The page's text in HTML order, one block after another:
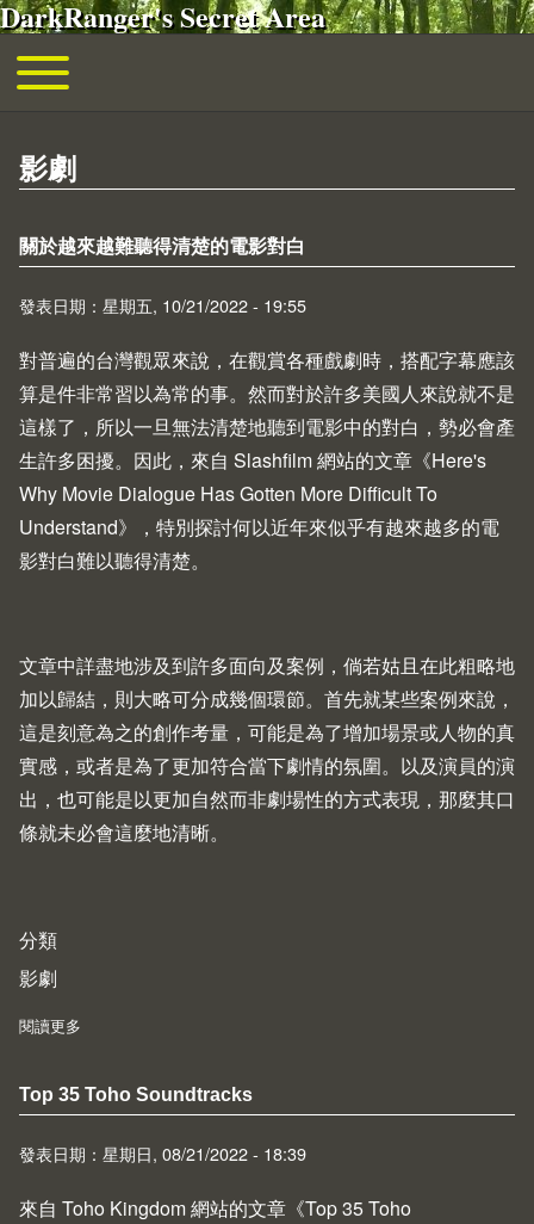
移至主內容
DarkRanger's Secret Area
主導覽
Toggle main menu
影劇
關於越來越難聽得清楚的電影對白
發表日期：星期五, 10/21/2022 - 19:55
對普遍的台灣觀眾來說，在觀賞各種戲劇時，搭配字幕應該
算是件非常習以為常的事。然而對於許多美國人來說就不是
這樣了，所以一旦無法清楚地聽到電影中的對白，勢必會產
生許多困擾。因此，來自 Slashfilm網站的文章《Here's
Why Movie Dialogue Has Gotten More Difficult To
Understand》，特別探討何以近年來似乎有越來越多的電
影對白難以聽得清楚。
文章中詳盡地涉及到許多面向及案例，倘若姑且在此粗略地
加以歸結，則大略可分成幾個環節。首先就某些案例來說，
這是刻意為之的創作考量，可能是為了增加場景或人物的真
實感，或者是為了更加符合當下劇情的氛圍。以及演員的演
出，也可能是以更加自然而非劇場性的方式表現，那麼其口
條就未必會這麼地清晰。
分類
影劇
閱讀更多
Top 35 Toho Soundtracks
發表日期：星期日, 08/21/2022 - 18:39
來自 Toho Kingdom網站的文章《Top 35 Toho